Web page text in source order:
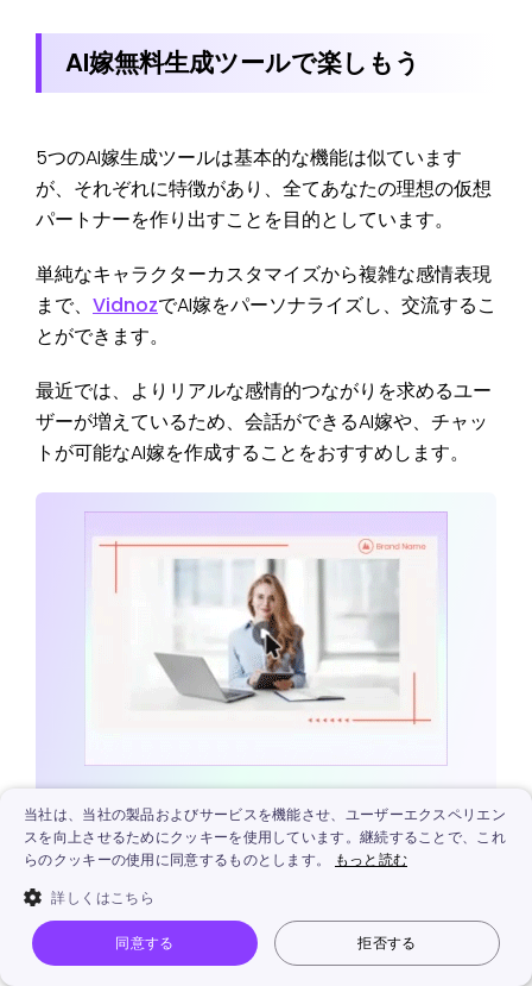
AI嫁無料生成ツールで楽しもう
5つのAI嫁生成ツールは基本的な機能は似ています
が、それぞれに特徴があり、全てあなたの理想の仮想
パートナーを作り出すことを目的としています。
単純なキャラクターカスタマイズから複雑な感情表現
まで、 VidnozでAI嫁をパーソナライズし、交流するこ
とができます。
最近では、よりリアルな感情的つながりを求めるユー
ザーが増えているため、会話ができるAI嫁や、チャッ
トが可能なAI嫁を作成することをおすすめします。
AIでテキストを動画に変換しよう -無料
ただ1ステップだけでPDF、PPT、URLから高画質の動画を作成
当社は、当社の製品およびサービスを機能させ、ユーザーエクスペリエン
スを向上させるためにクッキーを使用しています。継続することで、これ
らのクッキーの使用に同意するものとします。
もっと読む
詳しくはこちら
同意する 拒否する